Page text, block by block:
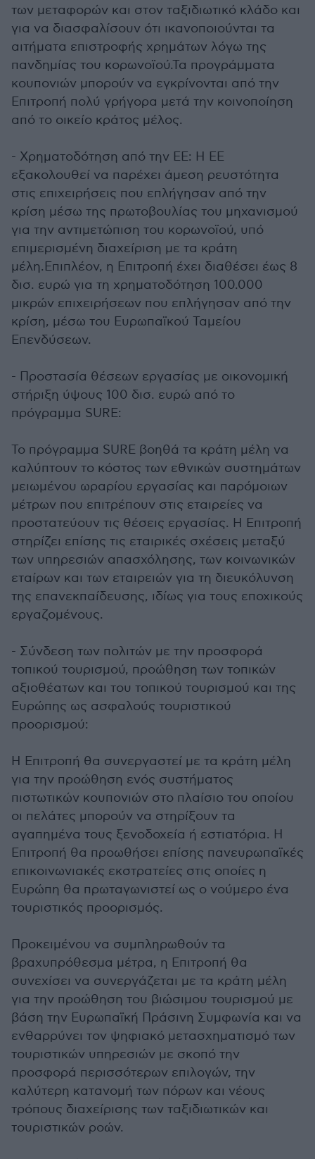
των μεταφορών και στον ταξιδιωτικό κλάδο και
για να διασφαλίσουν ότι ικανοποιούνται τα
αιτήματα επιστροφής χρημάτων λόγω της
πανδημίας του κορωνοϊού.Τα προγράμματα
κουπονιών μπορούν να εγκρίνονται από την
Επιτροπή πολύ γρήγορα μετά την κοινοποίηση
από το οικείο κράτος μέλος.
- Χρηματοδότηση από την ΕΕ: Η ΕΕ
εξακολουθεί να παρέχει άμεση ρευστότητα
στις επιχειρήσεις που επλήγησαν από την
κρίση μέσω της πρωτοβουλίας του μηχανισμού
για την αντιμετώπιση του κορωνοϊού, υπό
επιμερισμένη διαχείριση με τα κράτη
μέλη.Επιπλέον, η Επιτροπή έχει διαθέσει έως 8
δισ. ευρώ για τη χρηματοδότηση 100.000
μικρών επιχειρήσεων που επλήγησαν από την
κρίση, μέσω του Ευρωπαϊκού Ταμείου
Επενδύσεων.
- Προστασία θέσεων εργασίας με οικονομική
στήριξη ύψους 100 δισ. ευρώ από το
πρόγραμμα SURE:
Το πρόγραμμα SURE βοηθά τα κράτη μέλη να
καλύπτουν το κόστος των εθνικών συστημάτων
μειωμένου ωραρίου εργασίας και παρόμοιων
μέτρων που επιτρέπουν στις εταιρείες να
προστατεύουν τις θέσεις εργασίας. Η Επιτροπή
στηρίζει επίσης τις εταιρικές σχέσεις μεταξύ
των υπηρεσιών απασχόλησης, των κοινωνικών
εταίρων και των εταιρειών για τη διευκόλυνση
της επανεκπαίδευσης, ιδίως για τους εποχικούς
εργαζομένους.
- Σύνδεση των πολιτών με την προσφορά
τοπικού τουρισμού, προώθηση των τοπικών
αξιοθέατων και του τοπικού τουρισμού και της
Ευρώπης ως ασφαλούς τουριστικού
προορισμού:
Η Επιτροπή θα συνεργαστεί με τα κράτη μέλη
για την προώθηση ενός συστήματος
πιστωτικών κουπονιών στο πλαίσιο του οποίου
οι πελάτες μπορούν να στηρίξουν τα
αγαπημένα τους ξενοδοχεία ή εστιατόρια. Η
Επιτροπή θα προωθήσει επίσης πανευρωπαϊκές
επικοινωνιακές εκστρατείες στις οποίες η
Ευρώπη θα πρωταγωνιστεί ως ο νούμερο ένα
τουριστικός προορισμός.
Προκειμένου να συμπληρωθούν τα
βραχυπρόθεσμα μέτρα, η Επιτροπή θα
συνεχίσει να συνεργάζεται με τα κράτη μέλη
για την προώθηση του βιώσιμου τουρισμού με
βάση την Ευρωπαϊκή Πράσινη Συμφωνία και να
ενθαρρύνει τον ψηφιακό μετασχηματισμό των
τουριστικών υπηρεσιών με σκοπό την
προσφορά περισσότερων επιλογών, την
καλύτερη κατανομή των πόρων και νέους
τρόπους διαχείρισης των ταξιδιωτικών και
τουριστικών ροών.